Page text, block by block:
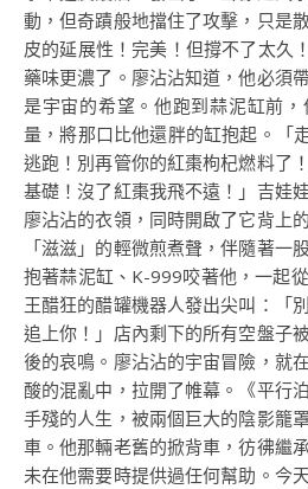
動，但奇蹟般地擋住了攻擊，只是
皮的延展性！完美！但撐不了太久
藥味更濃了。廖沾沾知道，他必須
是宇宙的希望。他跑到蒜泥缸前
量，將那口比他還胖的缸抱起。「
逃跑！別再管你的紅棗枸杞燃料了
基礎！沒了紅棗我飛不遠！」吉娃
廖沾沾的衣領，同時開啟了它背上
「滋滋」的輕微煎煮聲，伴隨著一
抱著蒜泥缸、K-999咬著他，一起
王醋狂的醋罐機器人發出尖叫：「
追上你！」店內剩下的所有空盤子
後的哀鳴。廖沾沾的宇宙冒險，就
酸的混亂中，拉開了帷幕。《平行
手殘的人生，被兩個巨大的陰影籠
車。他那輛老舊的掀背車，彷彿繼
未在他需要時提供過任何幫助。今